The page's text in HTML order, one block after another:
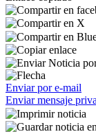
Enviar por e-mail
Enviar mensaje